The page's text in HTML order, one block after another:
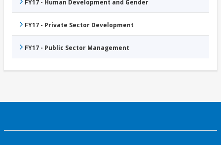
FY17 - Human Development and Gender
FY17 - Private Sector Development
FY17 - Public Sector Management